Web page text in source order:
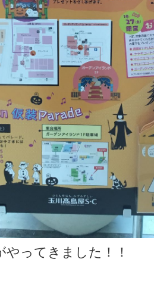
ってきました！！